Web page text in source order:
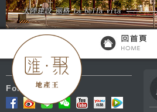
Follow Us